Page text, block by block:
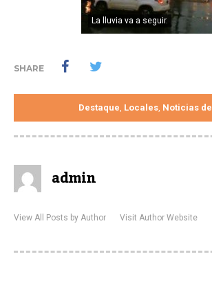
La lluvia va a seguir.
SHARE
Destaque, Locales, Noticias
admin
View All Posts by Author Visit Author Website